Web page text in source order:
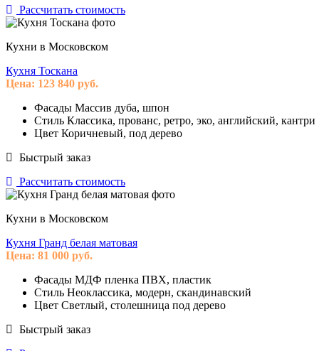
Рассчитать стоимость
Кухни в Московском
Кухня Тоскана
Цена: 123 840 руб.
Фасады Массив дуба, шпон
Стиль Классика, прованс, ретро, эко, английский, кантри
Цвет Коричневый, под дерево
Быстрый заказ
Рассчитать стоимость
Кухни в Московском
Кухня Гранд белая матовая
Цена: 81 000 руб.
Фасады МДФ пленка ПВХ, пластик
Стиль Неоклассика, модерн, скандинавский
Цвет Светлый, столешница под дерево
Быстрый заказ